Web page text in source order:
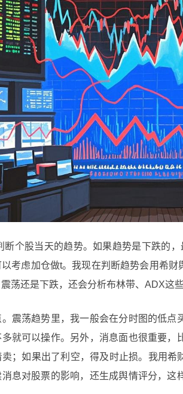
断个股当天的趋势。如果趋势是下跌的
考虑加仓做t。我现在判断趋势会用希
荡还是下跌，还会分析布林带、ADX这
震荡趋势里，我一般会在分时图的低点
就可以操作。另外，消息面也很重要，
；如果出了利空，得及时止损。我用
息对股票的影响，还生成舆情评分，